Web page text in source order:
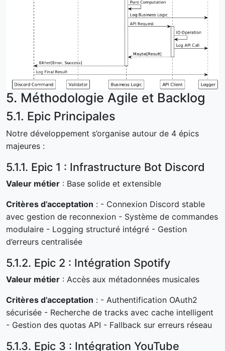
5. Méthodologie Agile et Backlog
5.1. Epic Principales
Notre développement s’organise autour de 4 épics
majeures :
5.1.1. Epic 1 : Infrastructure Bot Discord
Valeur métier : Base solide et extensible
Critères d’acceptation : - Connexion Discord stable
avec gestion de reconnexion - Système de commandes
modulaire - Logging structuré intégré - Gestion
d’erreurs centralisée
5.1.2. Epic 2 : Intégration Spotify
Valeur métier : Accès aux métadonnées musicales
Critères d’acceptation : - Authentification OAuth2
sécurisée - Recherche de tracks avec cache intelligent
- Gestion des quotas API - Fallback sur erreurs réseau
5.1.3. Epic 3 : Intégration YouTube